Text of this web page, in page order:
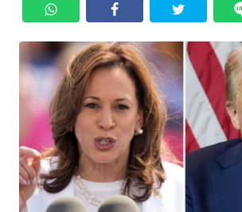
EKUIN
SAINS-TEKNO
KESEHATAN
INTERNASIONAL